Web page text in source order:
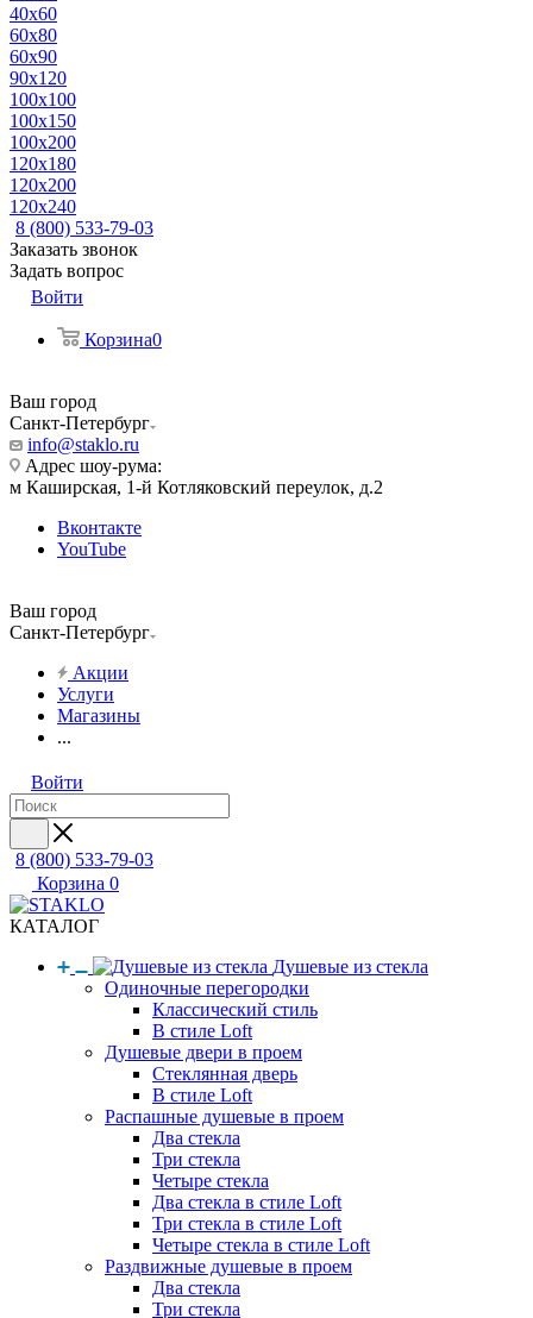
40x60
60x80
60x90
90x120
100x100
100x150
100x200
120x180
120x200
120x240
8 (800) 533-79-03
Заказать звонок
Задать вопрос
Войти
Корзина0
Ваш город
Санкт-Петербург
info@staklo.ru
Адрес шоу-рума:
м Каширская, 1-й Котляковский переулок, д.2
Вконтакте
YouTube
Ваш город
Санкт-Петербург
Акции
Услуги
Магазины
...
Войти
8 (800) 533-79-03
Корзина 0
КАТАЛОГ
Душевые из стекла
Одиночные перегородки
Классический стиль
В стиле Loft
Душевые двери в проем
Стеклянная дверь
В стиле Loft
Распашные душевые в проем
Два стекла
Три стекла
Четыре стекла
Два стекла в стиле Loft
Три стекла в стиле Loft
Четыре стекла в стиле Loft
Раздвижные душевые в проем
Два стекла
Три стекла